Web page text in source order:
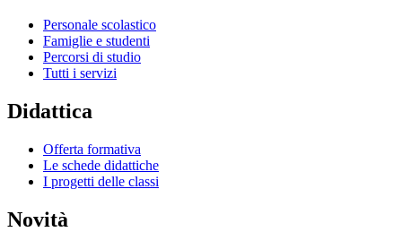
Personale scolastico
Famiglie e studenti
Percorsi di studio
Tutti i servizi
Didattica
Offerta formativa
Le schede didattiche
I progetti delle classi
Novità